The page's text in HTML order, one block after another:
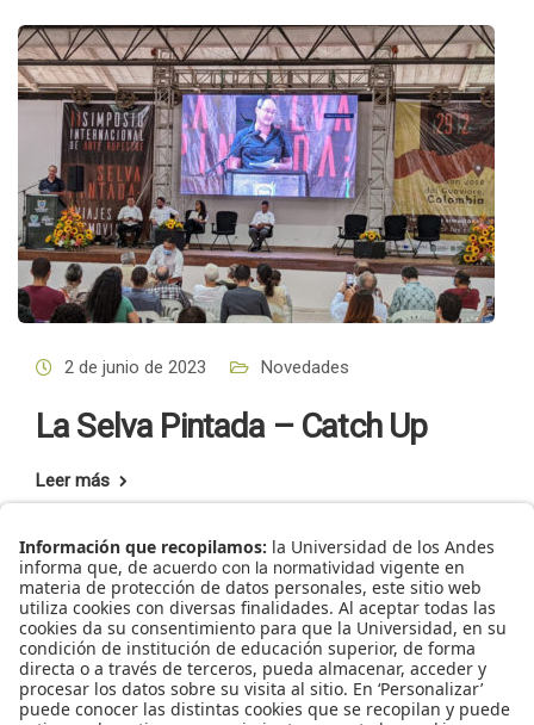
2 de junio de 2023 Novedades
La Selva Pintada – Catch Up
Leer más
Inicio
Presentación
Blog